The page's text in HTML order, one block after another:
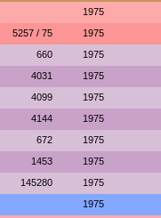
1975
5257 / 75 1975
660 1975
4031 1975
4099 1975
4144 1975
672 1975
1453 1975
145280 1975
1975